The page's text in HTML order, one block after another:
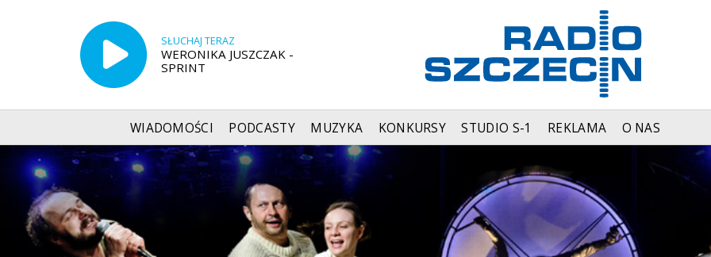
SŁUCHAJ TERAZ
WERONIKA JUSZCZAK -
SPRINT
WIADOMOŚCI PODCASTY MUZYKA KONKURSY STUDIO S-1 REKLAMA O NAS